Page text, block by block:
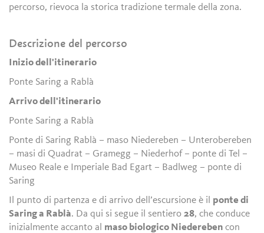
percorso, rievoca la storica tradizione termale della zona.
Descrizione del percorso
Inizio dell'itinerario
Ponte Saring a Rablà
Arrivo dell'itinerario
Ponte Saring a Rablà
Ponte di Saring Rablà – maso Niedereben – Unterobereben
– masi di Quadrat – Gramegg – Niederhof – ponte di Tel –
Museo Reale e Imperiale Bad Egart – Badlweg – ponte di
Saring
Il punto di partenza e di arrivo dell’escursione è il ponte di
Saring a Rablà. Da qui si segue il sentiero28, che conduce
inizialmente accanto al maso biologico Niedereben con